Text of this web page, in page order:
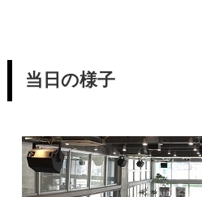
当日の様子